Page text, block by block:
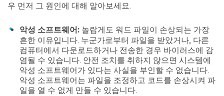
우 먼저 그 원인에 대해 알아보세요.
악성 소프트웨어: 놀랍게도 워드 파일이 손상되는 가장
흔한 이유입니다. 누군가로부터 파일을 받았거나, 다른
컴퓨터에서 다운로드하거나 전송한 경우 바이러스에 감
염될 수 있습니다. 안전 조치를 취하지 않으면 시스템에
악성 소프트웨어가 있다는 사실을 부인할 수 없습니다.
악성 소프트웨어는 파일을 조정하고 코드를 손상시켜 파
일을 열 수 없게 만들 수 있습니다.